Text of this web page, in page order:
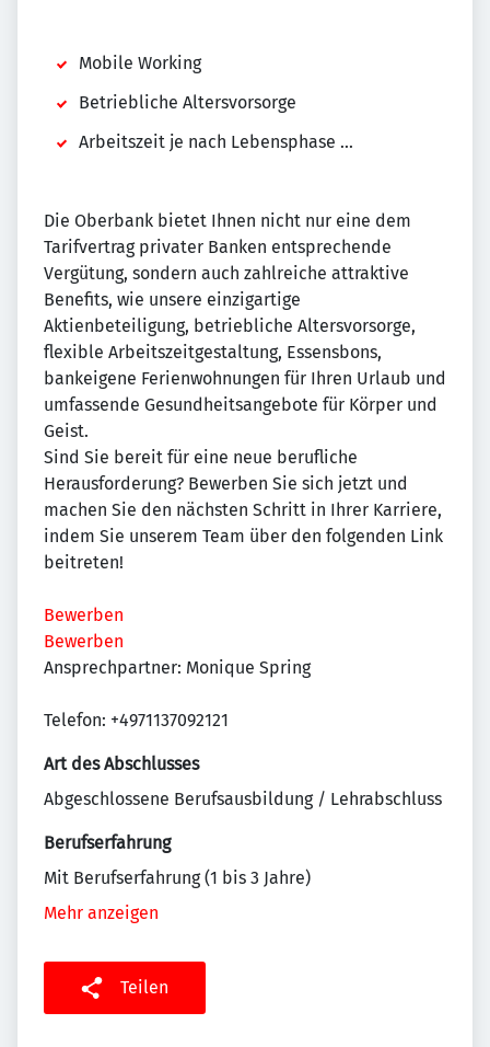
Mobile Working
Betriebliche Altersvorsorge
Arbeitszeit je nach Lebensphase ...
Die Oberbank bietet Ihnen nicht nur eine dem
Tarifvertrag privater Banken entsprechende
Vergütung, sondern auch zahlreiche attraktive
Benefits, wie unsere einzigartige
Aktienbeteiligung, betriebliche Altersvorsorge,
flexible Arbeitszeitgestaltung, Essensbons,
bankeigene Ferienwohnungen für Ihren Urlaub und
umfassende Gesundheitsangebote für Körper und
Geist.
Sind Sie bereit für eine neue berufliche
Herausforderung? Bewerben Sie sich jetzt und
machen Sie den nächsten Schritt in Ihrer Karriere,
indem Sie unserem Team über den folgenden Link
beitreten!
Bewerben
Bewerben
Ansprechpartner: Monique Spring
Telefon: +4971137092121
Art des Abschlusses
Abgeschlossene Berufsausbildung / Lehrabschluss
Berufserfahrung
Mit Berufserfahrung (1 bis 3 Jahre)
Mehr anzeigen
Teilen